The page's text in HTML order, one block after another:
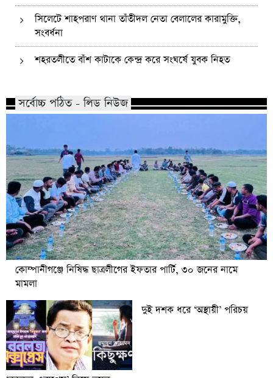
সিলেটে শাহপরাণ থানা তাঁতীদল নেতা বেলালের কারামুক্তি,
সংবর্ধনা
শহরতলীতে বাঁশ কাটাকে কেন্দ্র করে সংঘর্ষে যুবক নিহত
সর্বোচ্চ পঠিত - লিড নিউজ
কোম্পানীগঞ্জে নিষিদ্ধ ছাত্রলীগের ইফতার পার্টি, ৩০ জনের নামে
মামলা
দুই দশক ধরে ‘অস্থায়ী’ পরিচয়